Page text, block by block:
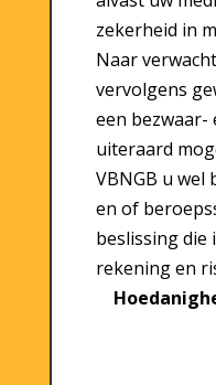
zekerheid in
Naar
vervolgens
een bezwaar-
uiteraard
VBNGB u wel
en of
beslissing die
rekening en